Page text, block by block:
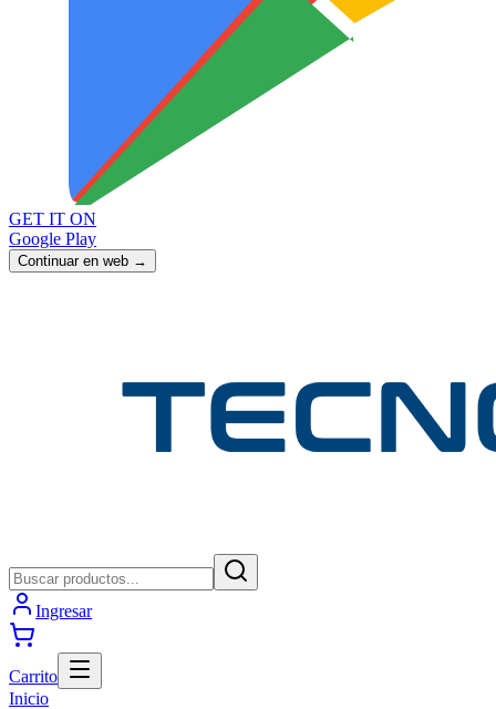
GET IT ON
Google Play
Continuar en web →
Ingresar
Carrito
Inicio